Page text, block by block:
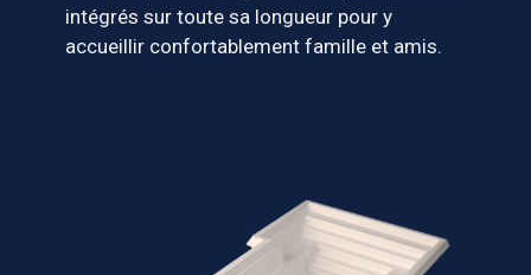
intégrés sur toute sa longueur pour y
accueillir confortablement famille et amis.